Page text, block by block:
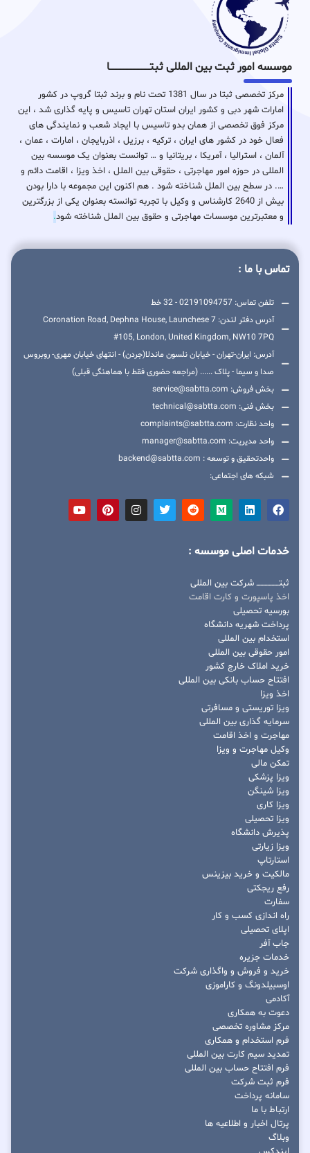
موسسه امور ثبت بین المللی ثبتـــــــــــــــــــــــــــــا
مرکز تخصصی ثبتا در سال 1381 تحت نام و برند ثبتا گروپ در کشور
امارات شهر دبی و کشور ایران استان تهران تاسیس و پایه گذاری شد ، این
مرکز فوق تخصصی از همان بدو تاسیس با ایجاد شعب و نمایندگی های
فعال خود در کشور های ایران ، ترکیه ، برزیل ، اذربایجان ، امارات ، عمان ،
آلمان ، استرالیا ، آمریکا ، بریتانیا و … توانست بعنوان یک موسسه بین
المللی در حوزه امور مهاجرتی ، حقوقی بین الملل ، اخذ ویزا ، اقامت دائم و
…. در سطح بین الملل شناخته شود . هم اکنون این مجموعه با دارا بودن
بیش از 2640 کارشناس و وکیل با تجربه توانسته بعنوان یکی از بزرگترین
و معتبرترین موسسات مهاجرتی و حقوق بین الملل شناخته شود.
تماس با ما :
تلفن تماس: 02191094757 - 32 خط
آدرس دفتر لندن: 7 Coronation Road, Dephna House, Launchese
#105, London, United Kingdom, NW10 7PQ
آدرس: ایران-تهران - خیابان نلسون ماندلا(جردن) - انتهای خیابان مهری- روبروس
صدا و سیما - پلاک ...... (مراجعه حضوری فقط با هماهنگی قبلی)
بخش فروش: service@sabtta.com
بخش فنی: technical@sabtta.com
واحد نظارت: complaints@sabtta.com
واحد مدیریت: manager@sabtta.com
واحدتحقیق و توسعه : backend@sabtta.com
شبکه های اجتماعی:
خدمات اصلی موسسه :
ثبتــــــــــــــــ شرکت بین المللی
اخذ پاسپورت و کارت اقامت
بورسیه تحصیلی
پرداخت شهریه دانشگاه
استخدام بین المللی
امور حقوقی بین المللی
خرید املاک خارج کشور
افتتاح حساب بانکی بین المللی
اخذ ویزا
ویزا توریستی و مسافرتی
سرمایه گذاری بین المللی
مهاجرت و اخذ اقامت
وکیل مهاجرت و ویزا
تمکن مالی
ویزا پزشکی
ویزا شینگن
ویزا کاری
ویزا تحصیلی
پذیرش دانشگاه
ویزا زیارتی
استارتاپ
مالکیت و خرید بیزینس
رفع ریجکتی
سفارت
راه اندازی کسب و کار
اپلای تحصیلی
جاب آفر
خدمات جزیره
خرید و فروش و واگذاری شرکت
اوسبیلدونگ و کاراموزی
آکادمی
دعوت به همکاری
مرکز مشاوره تخصصی
فرم استخدام و همکاری
تمدید سیم کارت بین المللی
فرم افتتاح حساب بین المللی
فرم ثبت شرکت
سامانه پرداخت
ارتباط با ما
پرتال اخبار و اطلاعیه ها
وبلاگ